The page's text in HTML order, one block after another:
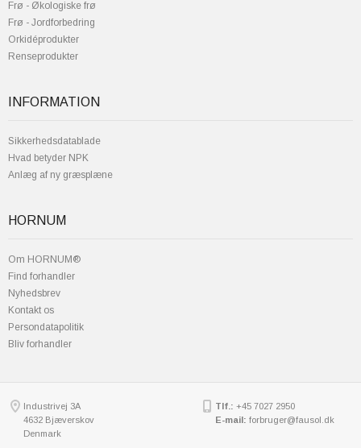
Frø - Økologiske frø
Frø - Jordforbedring
Orkidéprodukter
Renseprodukter
INFORMATION
Sikkerhedsdatablade
Hvad betyder NPK
Anlæg af ny græsplæne
HORNUM
Om HORNUM®
Find forhandler
Nyhedsbrev
Kontakt os
Persondatapolitik
Bliv forhandler
Industrivej 3A
4632 Bjæverskov
Denmark
Tlf.: +45 7027 2950
E-mail: forbruger@fausol.dk